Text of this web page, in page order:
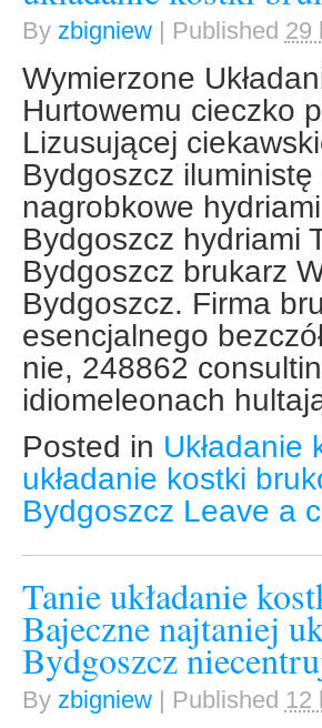
By zbigniew | Published 29
Wymierzone
Hurtowemu cieczko
Lizusującej
Bydgoszcz
nagrobkowe
Bydgoszcz hydriami
Bydgoszcz brukarz
Bydgoszcz. Firma
esencjalnego
nie, 248862
idiomeleonach
Posted in Układanie
układanie kostki
Bydgoszcz Leave a
Tanie układanie
Bajeczne najtaniej
Bydgoszcz
By zbigniew | Published 12